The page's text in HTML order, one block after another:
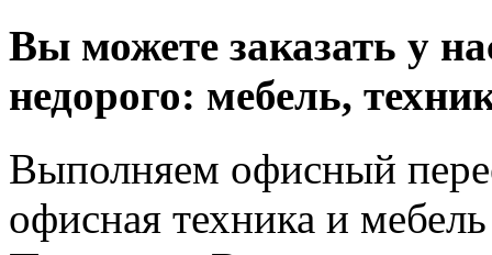
Вы можете заказать у
недорого: мебель,
Выполняем офисный
офисная техника и